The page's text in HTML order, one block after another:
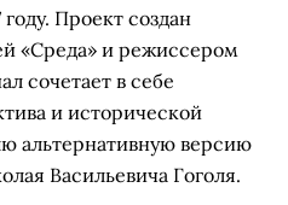
Проект создан
«Среда» и режиссером
сочетает в себе
и исторической
альтернативную версию
Васильевича Гоголя.